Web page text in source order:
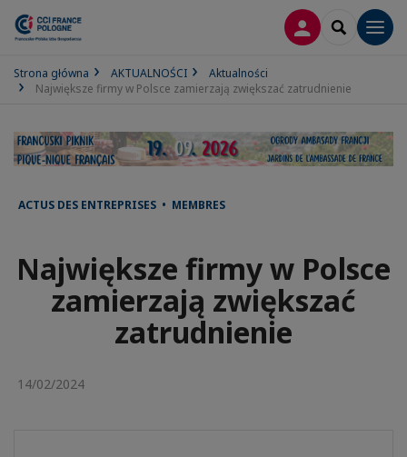
LOGOWANIE
SEARCH
Strona główna AKTUALNOŚCI
Aktualności
Największe firmy w Polsce zamierzają zwiększać zatrudnienie
ACTUS DES ENTREPRISES • MEMBRES
Największe firmy w Polsce
zamierzają zwiększać
zatrudnienie
14/02/2024